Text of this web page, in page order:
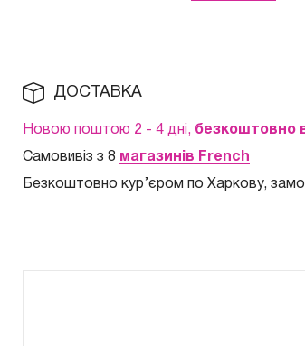
ДОСТАВКА
Новою поштою 2 - 4 дні, безкоштовно
Самовивіз з 8 магазинів French
Безкоштовно кур’єром по Харкову,